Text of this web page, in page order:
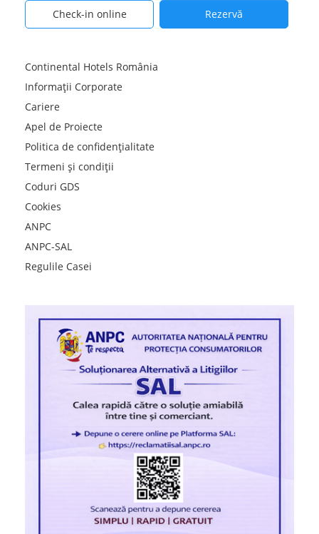
Check-in online Rezervă
Continental Hotels România
Informații Corporate
Cariere
Apel de Proiecte
Politica de confidențialitate
Termeni și condiții
Coduri GDS
Cookies
ANPC
ANPC-SAL
Regulile Casei